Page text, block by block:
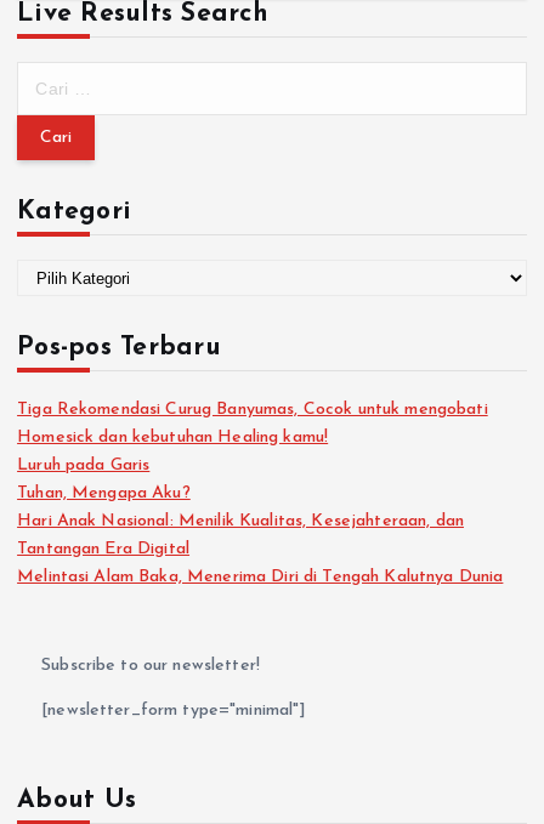
Live Results Search
Kategori
Pos-pos Terbaru
Tiga Rekomendasi Curug Banyumas, Cocok untuk mengobati
Homesick dan kebutuhan Healing kamu!
Luruh pada Garis
Tuhan, Mengapa Aku?
Hari Anak Nasional: Menilik Kualitas, Kesejahteraan, dan
Tantangan Era Digital
Melintasi Alam Baka, Menerima Diri di Tengah Kalutnya Dunia
Subscribe to our newsletter!
[newsletter_form type="minimal"]
About Us